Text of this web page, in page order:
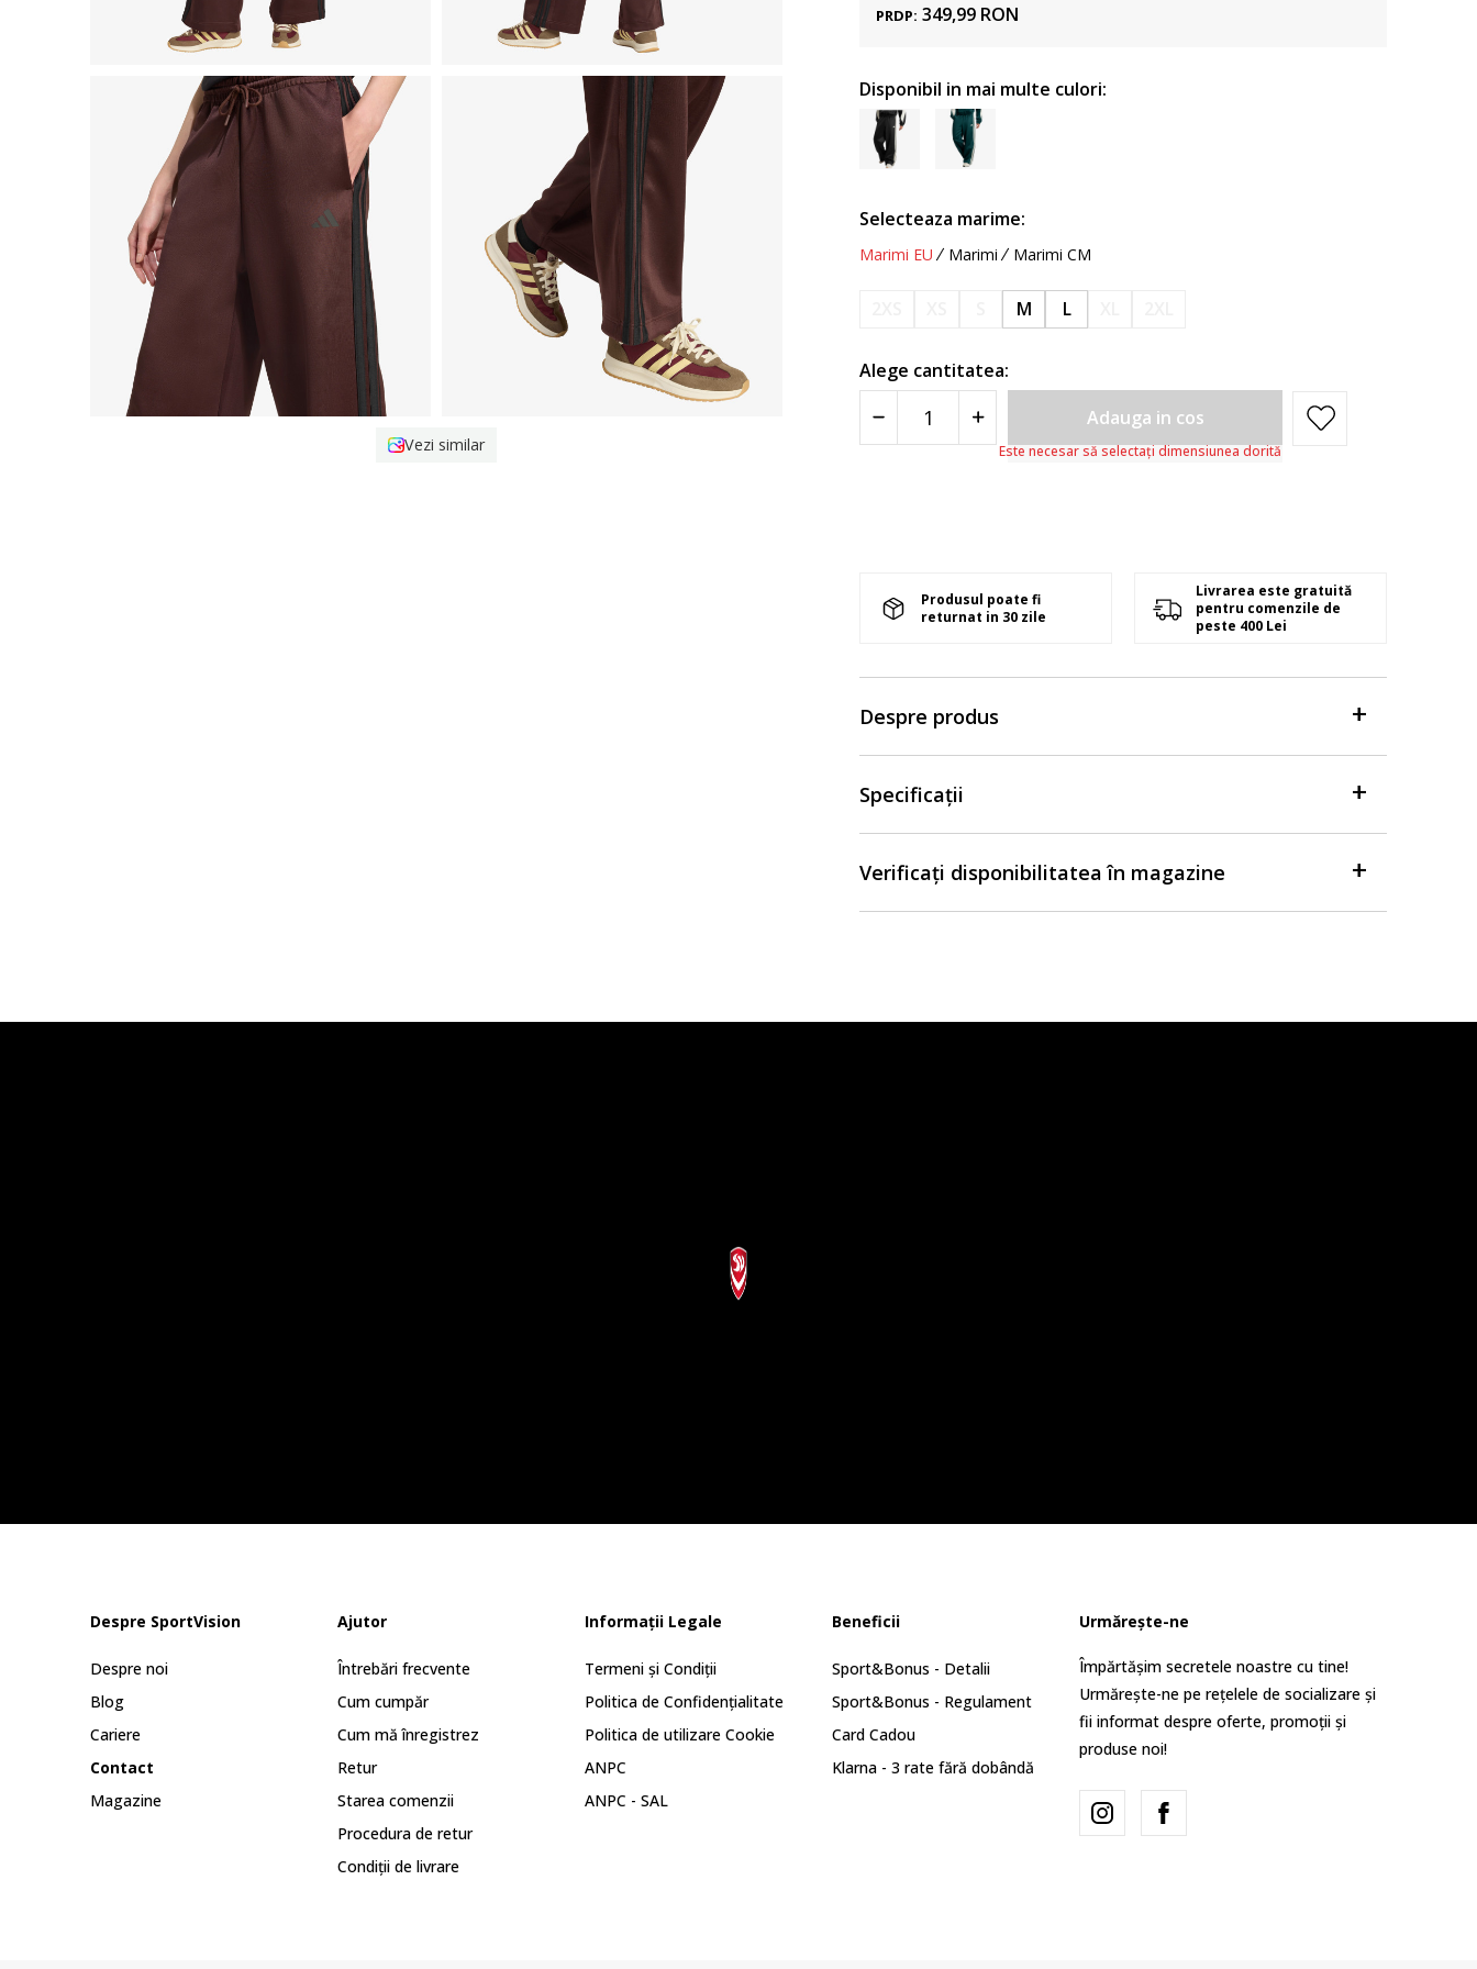
Vezi similar
PRDP: 349,99 RON
Disponibil in mai multe culori:
Selecteaza marime:
Marimi EU Marimi Marimi CM
M L
Alege cantitatea:
Adauga in cos
Este necesar să selectați dimensiunea dorită
Produsul poate fi
returnat in 30 zile
Livrarea este gratuită
pentru comenzile de
peste 400 Lei
Despre produs
Specificații
Verificați disponibilitatea în magazine
Despre SportVision
Despre noi
Blog
Cariere
Contact
Magazine
Ajutor
Întrebări frecvente
Cum cumpăr
Cum mă înregistrez
Retur
Starea comenzii
Procedura de retur
Condiții de livrare
Informații Legale
Termeni și Condiții
Politica de Confidențialitate
Politica de utilizare Cookie
ANPC
ANPC - SAL
Beneficii
Sport&Bonus - Detalii
Sport&Bonus - Regulament
Card Cadou
Klarna - 3 rate fără dobândă
Urmărește-ne
Împărtășim secretele noastre cu tine!
Urmărește-ne pe rețelele de socializare și
fii informat despre oferte, promoții și
produse noi!